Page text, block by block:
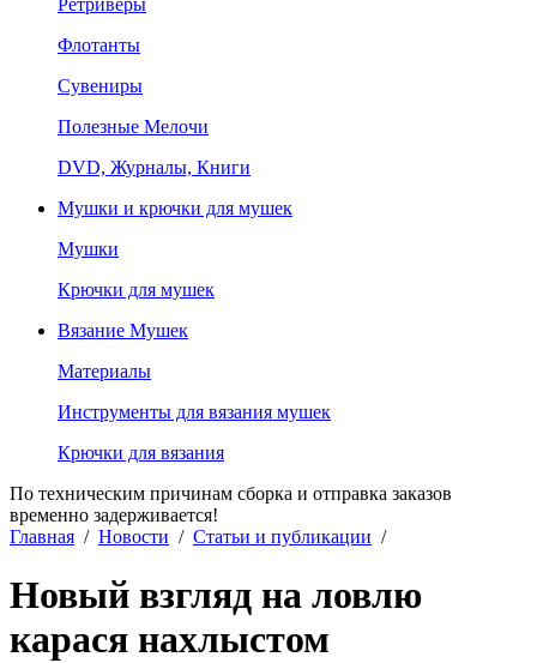
Флотанты
Сувениры
Полезные Мелочи
DVD, Журналы, Книги
Мушки и крючки для мушек
Мушки
Крючки для мушек
Вязание Мушек
Материалы
Инструменты для вязания мушек
Крючки для вязания
По техническим причинам сборка и отправка заказов
временно задерживается!
Главная / Новости / Статьи и публикации /
Новый взгляд на ловлю
карася нахлыстом